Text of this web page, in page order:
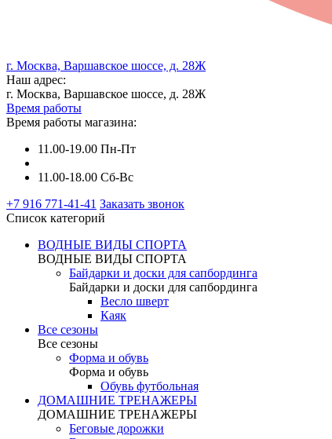
г. Москва, Варшавское шоссе, д. 28Ж
Наш адрес:
г. Москва, Варшавское шоссе, д. 28Ж
Время работы
Время работы магазина:
11.00-19.00 Пн-Пт
11.00-18.00 Сб-Вс
+7 916 771-41-41 Заказать звонок
Список категорий
ВОДНЫЕ ВИДЫ СПОРТА
ВОДНЫЕ ВИДЫ СПОРТА
Байдарки и доски для сапбординга
Байдарки и доски для сапбординга
Весло шверт
Каяк
Все сезоны
Все сезоны
Форма и обувь
Форма и обувь
Обувь футбольная
ДОМАШНИЕ ТРЕНАЖЕРЫ
ДОМАШНИЕ ТРЕНАЖЕРЫ
Беговые дорожки